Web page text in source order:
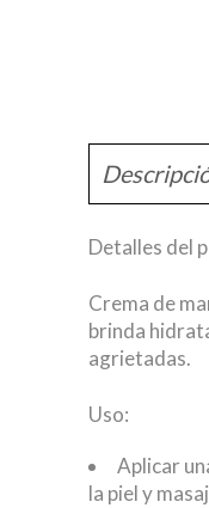
Detalles del
Crema de
brinda
agrietadas.
Uso:
Aplicar
la piel y